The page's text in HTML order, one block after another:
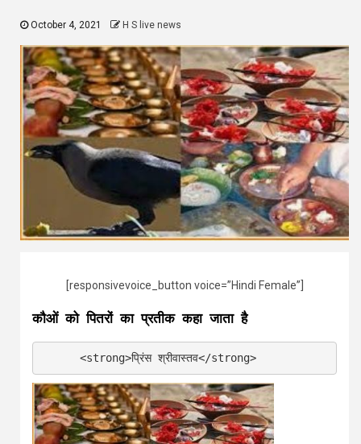
October 4, 2021 H S live news
[responsivevoice_button voice=”Hindi Female”]
कौओं को पितरों का प्रतीक कहा जाता है
      <strong>प्रिंस श्रीवास्तव</strong>